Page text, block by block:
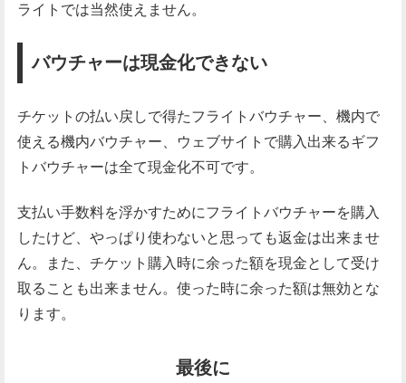
ライトでは当然使えません。
バウチャーは現金化できない
チケットの払い戻しで得たフライトバウチャー、機内で
使える機内バウチャー、ウェブサイトで購入出来るギフ
トバウチャーは全て現金化不可です。
支払い手数料を浮かすためにフライトバウチャーを購入
したけど、やっぱり使わないと思っても返金は出来ませ
ん。また、チケット購入時に余った額を現金として受け
取ることも出来ません。使った時に余った額は無効とな
ります。
最後に